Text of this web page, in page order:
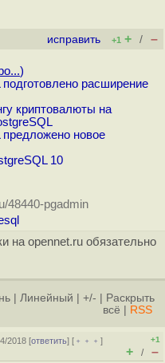
исправить +1 + / –
)
расширение
криптовалюты на
новое
10
48440-pgadmin
на opennet.ru обязательно
Линейный +/-
Раскрыть
всё
RSS
2018 [ответить] [ ﹢﹢﹢]
+1
+ / –